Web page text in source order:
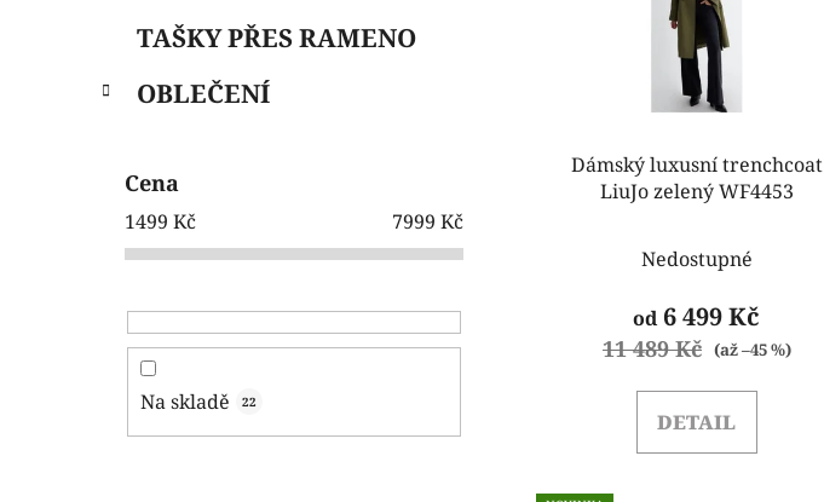
l
TAŠKY PŘES RAMENO
OBLEČENÍ
Cena
1499 Kč 7999 Kč
Na skladě 22
Dámský luxusní trenchcoat
LiuJo zelený WF4453
Nedostupné
od6 499 Kč
11 489 Kč (až –45 %)
DETAIL